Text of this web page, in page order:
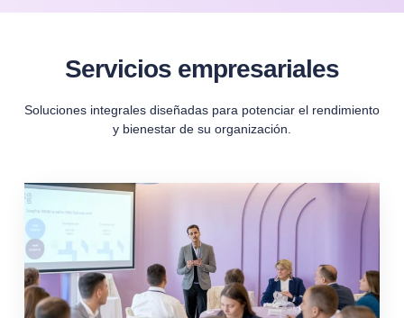
Servicios empresariales
Soluciones integrales diseñadas para potenciar el rendimiento
y bienestar de su organización.